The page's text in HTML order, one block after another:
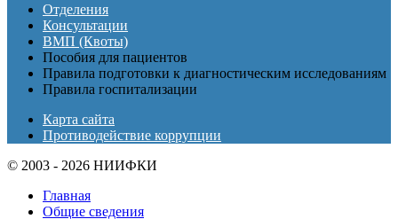
Отделения
Консультации
ВМП (Квоты)
Пособия для пациентов
Правила подготовки к диагностическим исследованиям
Правила госпитализации
Карта сайта
Противодействие коррупции
© 2003 - 2026 НИИФКИ
Главная
Общие сведения